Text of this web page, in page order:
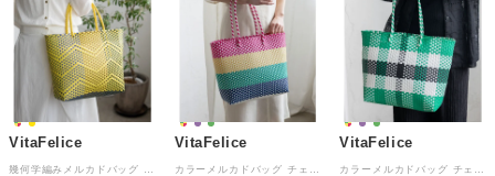
VitaFelice VitaFelice VitaFelice